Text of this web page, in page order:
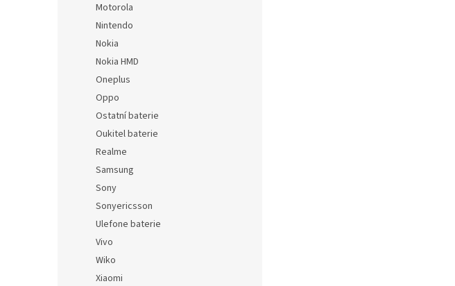
Motorola
Nintendo
Nokia
Nokia HMD
Oneplus
Oppo
Ostatní baterie
Oukitel baterie
Realme
Samsung
Sony
Sonyericsson
Ulefone baterie
Vivo
Wiko
Xiaomi